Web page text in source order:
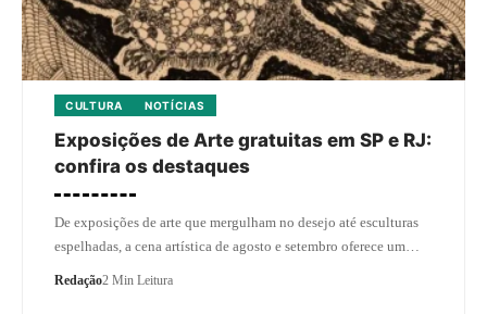
CULTURA NOTÍCIAS
Exposições de Arte gratuitas em SP e RJ:
confira os destaques
De exposições de arte que mergulham no desejo até esculturas
espelhadas, a cena artística de agosto e setembro oferece um…
Redação2 Min Leitura